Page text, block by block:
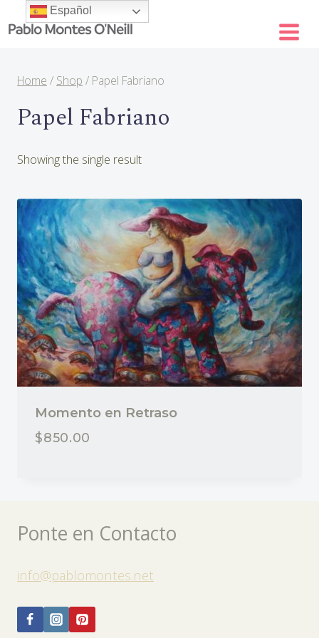
to
Home / Shop / Papel Fabriano
Papel Fabriano
Showing the single result
Momento en Retraso
$850.00
Ponte en Contacto
info@pablomontes.net
Español